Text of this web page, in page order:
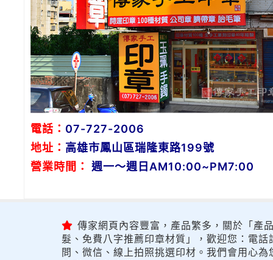
電話： 07-727-2006
地址： 高雄市鳳山區瑞隆東路199號
營業時間：
週一～週日AM10:00~PM7:00
傳家網頁內容豐富，產品繁多，關於「產
髮、免費八字推薦印章材質」，歡迎您：電
問、微信、線上拍照挑選印材。我們會用心